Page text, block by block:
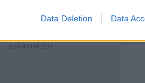
Data Deletion Data